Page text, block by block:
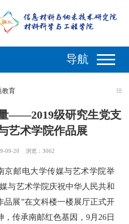
导航
教育
——2019级研究生党支
艺术学院作品展
09-20 浏览： 3062
京邮电大学传媒与艺术学院举
与艺术学院庆祝中华人民共和
品展”在文科楼一楼展厅正式开
传承南邮红色基因， 9月 26日